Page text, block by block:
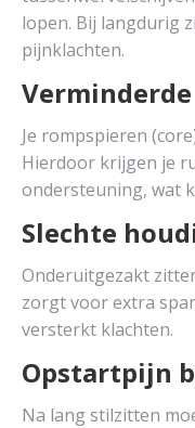
lopen. Bij langdurig
pijnklachten.
Je rompspieren
Hierdoor krijgen je
ondersteuning, wat
Slechte
Onderuitgezakt
zorgt voor extra
versterkt klachten.
Opstartpijn
Na lang stilzitten